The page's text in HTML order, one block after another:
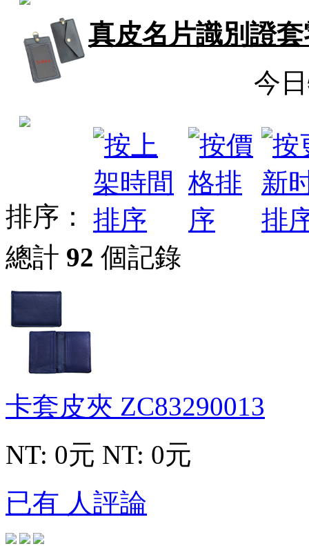
真皮名片識別證
今
排序：
總計 92 個記錄
卡套皮夾 ZC83290013
NT: 0元 NT: 0元
已有 人評論